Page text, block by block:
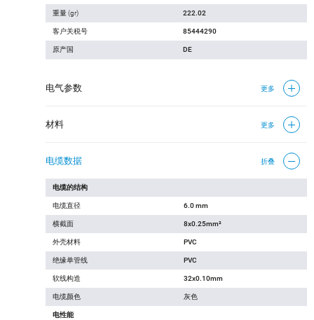
重量 (gr) 222.02
客户关税号 85444290
原产国 DE
电气参数 更多
材料 更多
电缆数据 折叠
电缆的结构
电缆直径 6.0 mm
横截面 8x0.25mm²
外壳材料 PVC
绝缘单管线 PVC
软线构造 32x0.10mm
电缆颜色 灰色
电性能